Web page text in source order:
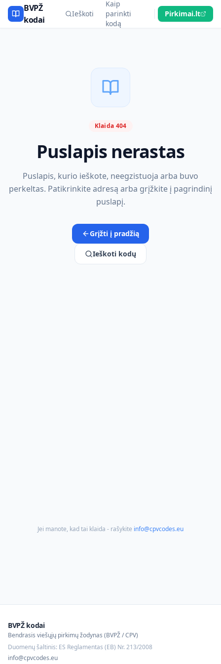
BVPŽ
kodai
Ieškoti
Kaip
parinkti
kodą
Pirkimai.lt
Klaida 404
Puslapis nerastas
Puslapis, kurio ieškote, neegzistuoja arba buvo
perkeltas. Patikrinkite adresą arba grįžkite į pagrindinį
puslapį.
Grįžti į pradžią
Ieškoti kodų
Jei manote, kad tai klaida - rašykite info@cpvcodes.eu
BVPŽ kodai
Bendrasis viešųjų pirkimų žodynas (BVPŽ / CPV)
Duomenų šaltinis: ES Reglamentas (EB) Nr. 213/2008
info@cpvcodes.eu